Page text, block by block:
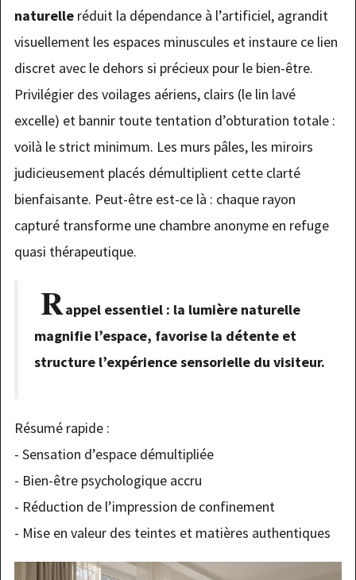
naturelleréduit la dépendance à l’artificiel, agrandit
visuellement les espaces minuscules et instaure ce lien
discret avec le dehors si précieux pour le bien-être.
Privilégier des voilages aériens, clairs (le lin lavé
excelle) et bannir toute tentation d’obturation totale :
voilà le strict minimum. Les murs pâles, les miroirs
judicieusement placés démultiplient cette clarté
bienfaisante. Peut-être est-ce là : chaque rayon
capturé transforme une chambre anonyme en refuge
quasi thérapeutique.
Rappel essentiel : la lumière naturelle
magnifie l’espace, favorise la détente et
structure l’expérience sensorielle du visiteur.
Résumé rapide :
- Sensation d’espace démultipliée
- Bien-être psychologique accru
- Réduction de l’impression de confinement
- Mise en valeur des teintes et matières authentiques